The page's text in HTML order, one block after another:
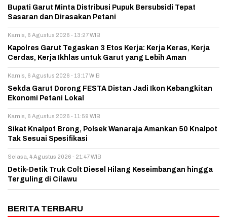
Bupati Garut Minta Distribusi Pupuk Bersubsidi Tepat
Sasaran dan Dirasakan Petani
Kamis, 6 Agustus 2026 - 13:27 WIB
Kapolres Garut Tegaskan 3 Etos Kerja: Kerja Keras, Kerja
Cerdas, Kerja Ikhlas untuk Garut yang Lebih Aman
Kamis, 6 Agustus 2026 - 13:17 WIB
Sekda Garut Dorong FESTA Distan Jadi Ikon Kebangkitan
Ekonomi Petani Lokal
Kamis, 6 Agustus 2026 - 11:59 WIB
Sikat Knalpot Brong, Polsek Wanaraja Amankan 50 Knalpot
Tak Sesuai Spesifikasi
Selasa, 4 Agustus 2026 - 21:47 WIB
Detik-Detik Truk Colt Diesel Hilang Keseimbangan hingga
Terguling di Cilawu
BERITA TERBARU